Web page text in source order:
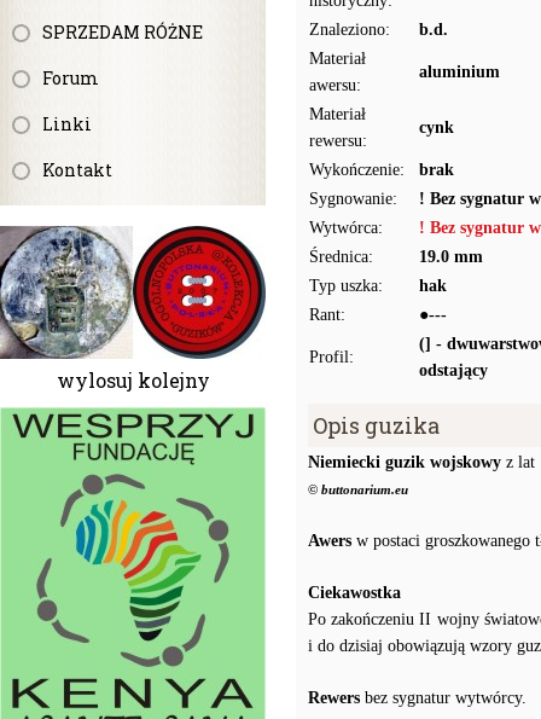
SPRZEDAM RÓŻNE
Forum
Linki
Kontakt
wylosuj kolejny
Znaleziono:
b.d.
Materiał
awersu:
aluminium
Materiał
rewersu:
cynk
Wykończenie:
brak
Sygnowanie:
! Bez sygnatur
Wytwórca:
! Bez sygnatur
Średnica:
19.0 mm
Typ uszka:
hak
Rant:
●---
Profil:
(] -
odstający
Opis guzika
Niemiecki guzik wojskowy z lat
© buttonarium.eu
Awers w postaci groszkowanego
Ciekawostka
Po zakończeniu II wojny
i do dzisiaj obowiązują wzory
Rewers bez sygnatur wytwórcy.